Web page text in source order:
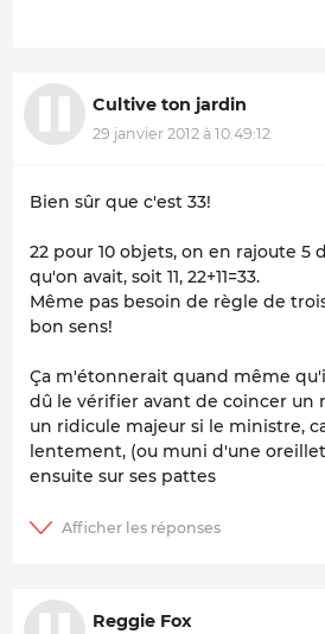
Cultive ton jardin
29 janvier 2012 à 10:49:12
Bien sûr que c'est 33!
22 pour 10 objets, on en rajoute 5
qu'on avait, soit 11, 22+11=33.
Même pas besoin de règle de
bon sens!
Ça m'étonnerait quand même
dû le vérifier avant de coincer un
un ridicule majeur si le ministre,
lentement, (ou muni d'une
ensuite sur ses pattes
Reggie Fox